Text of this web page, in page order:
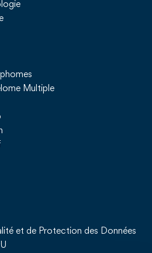
Multiple
et de Protection des Données